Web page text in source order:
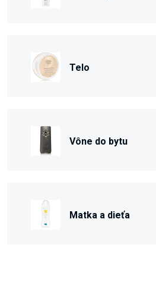
Telo
Vône do bytu
Matka a dieťa